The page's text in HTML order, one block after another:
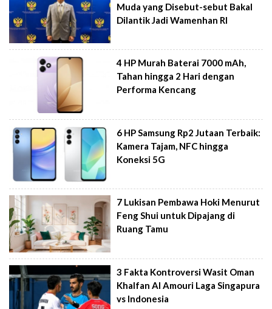
Muda yang Disebut-sebut Bakal
Dilantik Jadi Wamenhan RI
4 HP Murah Baterai 7000 mAh,
Tahan hingga 2 Hari dengan
Performa Kencang
6 HP Samsung Rp2 Jutaan Terbaik:
Kamera Tajam, NFC hingga
Koneksi 5G
7 Lukisan Pembawa Hoki Menurut
Feng Shui untuk Dipajang di
Ruang Tamu
3 Fakta Kontroversi Wasit Oman
Khalfan Al Amouri Laga Singapura
vs Indonesia